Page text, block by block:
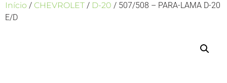
Início / CHEVROLET / D-20 / 507/508 – PARA-LAMA D-20
E/D